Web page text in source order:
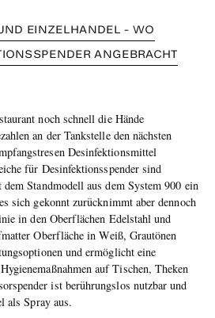
EINZELHANDEL - WO
ANGEBRACHT
noch schnell die Hände
an der Tankstelle den nächsten
Desinfektionsmittel
für Desinfektionsspender sind
Standmodell aus dem System 900 ein
sich gekonnt zurücknimmt aber dennoch
in den Oberflächen Edelstahl und
Oberfläche in Weiß, Grautönen
und ermöglicht eine
auf Tischen, Theken
ist berührungslos nutzbar und
als Spray aus.